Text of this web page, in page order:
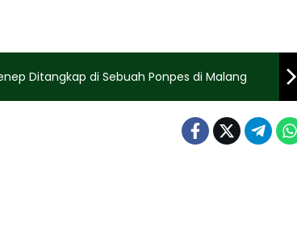
Ditangkap di Sebuah Ponpes di Malang